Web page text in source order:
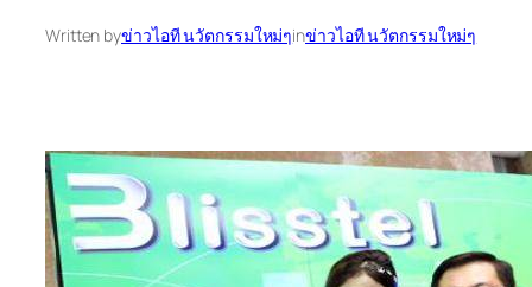
Written byข่าวไอที นวัตกรรมใหม่ๆinข่าวไอที นวัตกรรมใหม่ๆ